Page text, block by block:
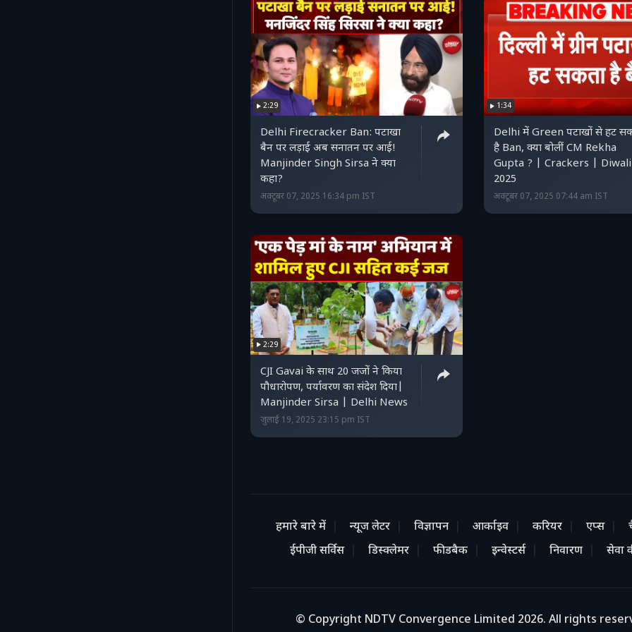
2:29
Delhi Firecracker Ban: पटाखा
बैन पर लड़ाई अब सनातन पर आई!
Manjinder Singh Sirsa ने क्या
कहा?
अक्टूबर 07, 2025 16:34 pm IST
1:34
Delhi में Green पटाखों से हट
है Ban, क्या बोलीं CM Rekha
Gupta ? | Crackers | Diwali
2025
अक्टूबर 07, 2025 07:44 am IST
2:29
CJI Gavai के साथ 20 जजों ने किया
पौधारोपण, पर्यावरण का संदेश दिया|
Manjinder Sirsa | Delhi News
जुलाई 19, 2025 23:15 pm IST
हमारे बारे में न्यूज लेटर विज्ञापन आर्काइव करियर एप्स
ईपीजी सर्विस
डिस्क्लेमर फीडबैक इन्वेस्टर्स निवारण सेवा
© Copyright NDTV Convergence Limited 2026. All rights